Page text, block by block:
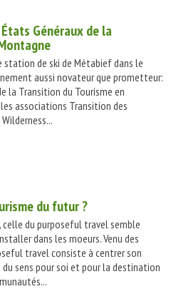
Généraux de la
station de ski de Métabief dans le
aussi novateur que prometteur:
la Transition du Tourisme en
associations Transition des
du futur ?
celle du purposeful travel semble
dans les moeurs. Venu des
travel consiste à centrer son
sens pour soi et pour la destination